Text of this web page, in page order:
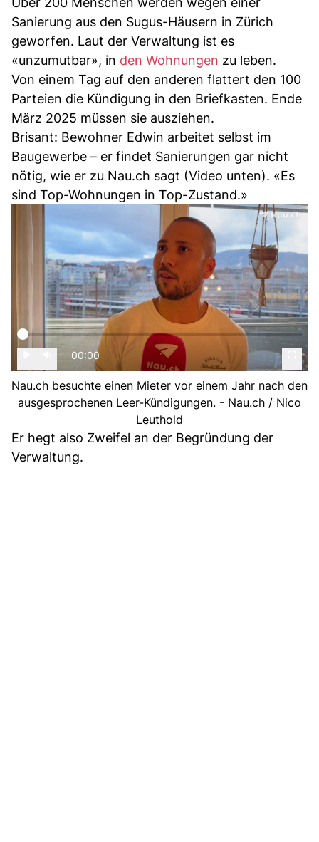
Sanierung aus den Sugus-Häusern in Zürich
geworfen. Laut der Verwaltung ist es
«unzumutbar», in den Wohnungen zu leben.
Von einem Tag auf den anderen flattert den 100
Parteien die Kündigung in den Briefkasten. Ende
März 2025 müssen sie ausziehen.
Brisant: Bewohner Edwin arbeitet selbst im
Baugewerbe – er findet Sanierungen gar nicht
nötig, wie er zu Nau.ch sagt (Video unten). «Es
sind Top-Wohnungen in Top-Zustand.»
00:00
Nau.ch besuchte einen Mieter vor einem Jahr nach den
ausgesprochenen Leer-Kündigungen. - Nau.ch / Nico
Leuthold
Er hegt also Zweifel an der Begründung der
Verwaltung.